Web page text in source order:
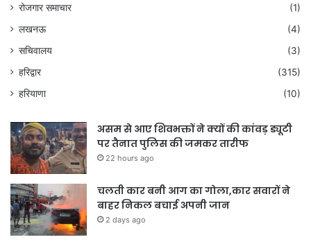
रोजगार समाचार
(1)
लखनऊ
(4)
सचिवालय
(3)
हरिद्वार
(315)
हरियाणा
(10)
असम से आए शिवभक्तों ने क्यों की कांवड़ ड्यूटी
पर तैनात पुलिस की जमकर तारीफ
22 hours ago
चलती कार बनी आग का गोला,कार सवारों ने
बाहर निकल बचाई अपनी जान
2 days ago